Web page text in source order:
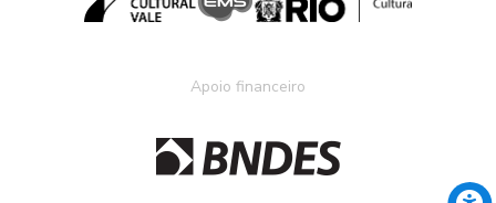
Apoio financeiro